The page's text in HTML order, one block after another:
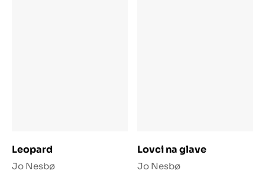
Leopard
Jo Nesbø
Lovci na glave
Jo Nesbø